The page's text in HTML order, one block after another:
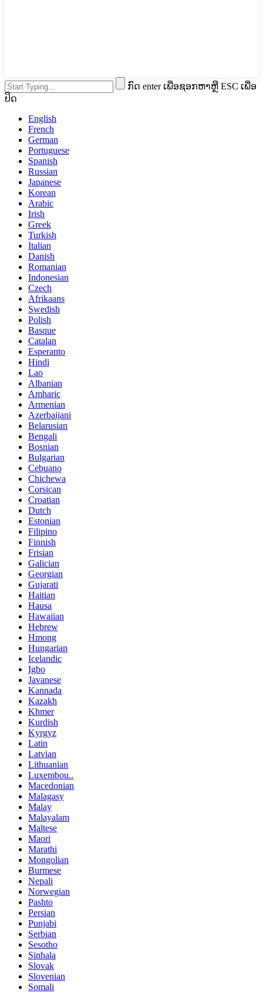
ກົດ enter ເພື່ອຊອກຫາຫຼື ESC ເພື່ອ
ປິດ
English
French
German
Portuguese
Spanish
Russian
Japanese
Korean
Arabic
Irish
Greek
Turkish
Italian
Danish
Romanian
Indonesian
Czech
Afrikaans
Swedish
Polish
Basque
Catalan
Esperanto
Hindi
Lao
Albanian
Amharic
Armenian
Azerbaijani
Belarusian
Bengali
Bosnian
Bulgarian
Cebuano
Chichewa
Corsican
Croatian
Dutch
Estonian
Filipino
Finnish
Frisian
Galician
Georgian
Gujarati
Haitian
Hausa
Hawaiian
Hebrew
Hmong
Hungarian
Icelandic
Igbo
Javanese
Kannada
Kazakh
Khmer
Kurdish
Kyrgyz
Latin
Latvian
Lithuanian
Luxembou..
Macedonian
Malagasy
Malay
Malayalam
Maltese
Maori
Marathi
Mongolian
Burmese
Nepali
Norwegian
Pashto
Persian
Punjabi
Serbian
Sesotho
Sinhala
Slovak
Slovenian
Somali